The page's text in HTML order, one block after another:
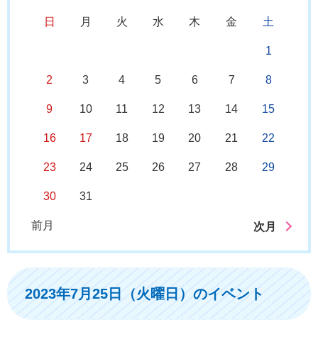
日 月 火 水 木 金 土
1
2 3 4 5 6 7 8
9 10 11 12 13 14 15
16 17 18 19 20 21 22
23 24 25 26 27 28 29
30 31
前月 次月
2023年7月25日（火曜日）のイベント